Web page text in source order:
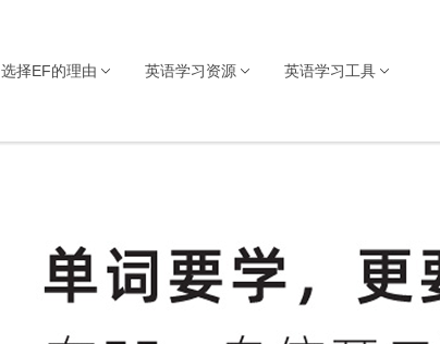
选择EF的理由 英语学习资源 英语学习工具